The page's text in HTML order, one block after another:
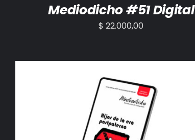
Mediodicho #51 Digital
$ 22.000,00
AÑADIR AL CARRITO /